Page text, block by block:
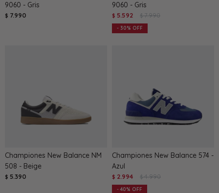
9060 - Gris
$ 7.990
9060 - Gris
$ 5.592 $ 7.990
30
Championes New Balance NM
508 - Beige
$ 5.390
Championes New Balance 574 -
Azul
$ 2.994 $ 4.990
40